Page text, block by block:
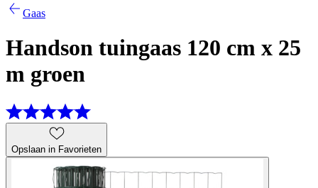
Gaas
Handson tuingaas 120 cm x 25
m groen
Opslaan in Favorieten